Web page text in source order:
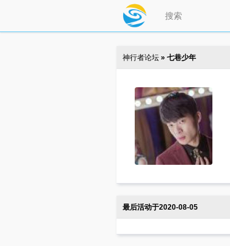
神行者论坛 » 七巷少年
最后活动于2020-08-05